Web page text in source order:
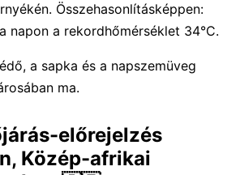
Összehasonlításképpen:
napon a rekordhőmérséklet 34°C.
a sapka és a napszemüveg
ma.
előrejelzés
Közép-afrikai